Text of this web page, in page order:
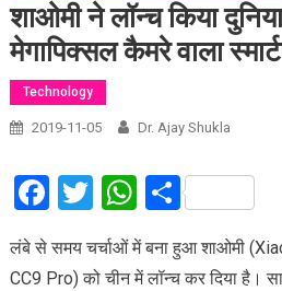
शाओमी ने लॉन्च किया
मेगापिक्सल कैमरे वाला
Technology
2019-11-05 Dr. Ajay Shukla
Facebook
Twitter
WhatsApp
Share
लंबे से समय चर्चाओं में बना हुआ शाओमी
CC9 Pro) को चीन में लॉन्च कर दिया है।